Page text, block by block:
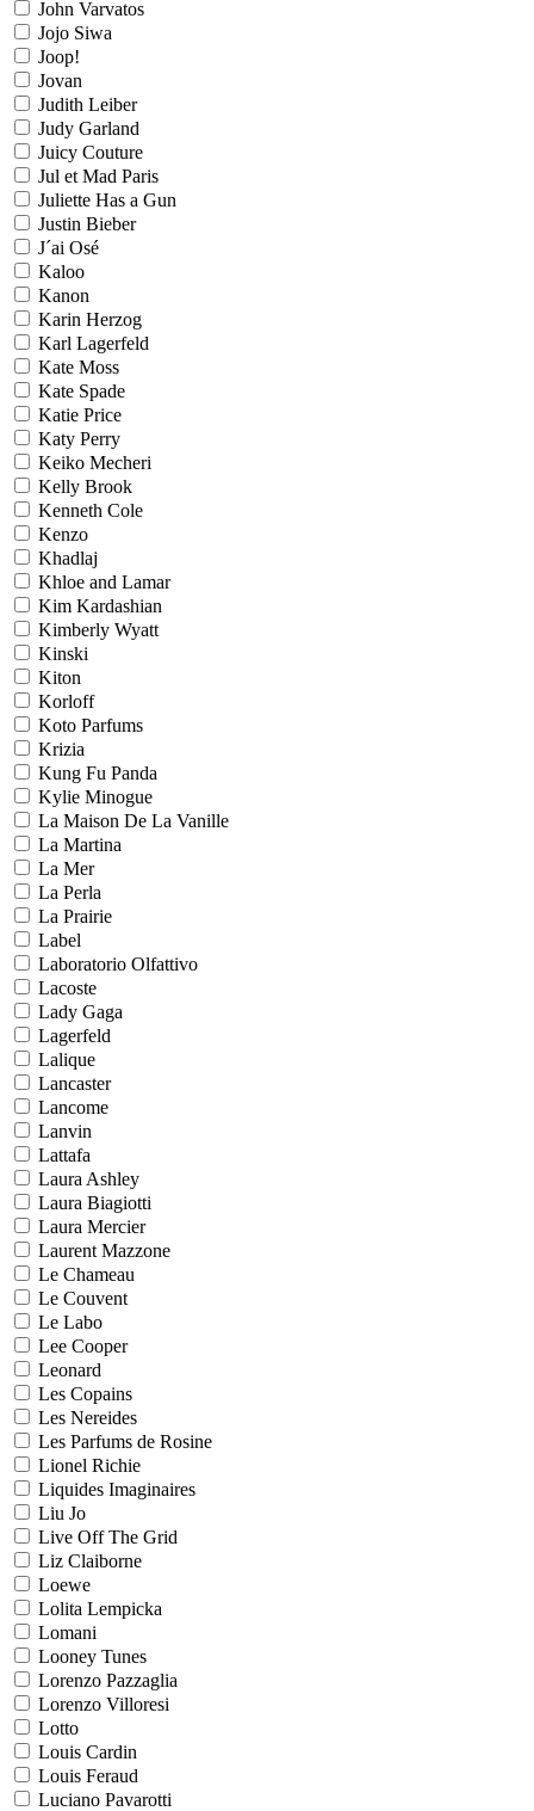
John Varvatos
Jojo Siwa
Joop!
Jovan
Judith Leiber
Judy Garland
Juicy Couture
Jul et Mad Paris
Juliette Has a Gun
Justin Bieber
J´ai Osé
Kaloo
Kanon
Karin Herzog
Karl Lagerfeld
Kate Moss
Kate Spade
Katie Price
Katy Perry
Keiko Mecheri
Kelly Brook
Kenneth Cole
Kenzo
Khadlaj
Khloe and Lamar
Kim Kardashian
Kimberly Wyatt
Kinski
Kiton
Korloff
Koto Parfums
Krizia
Kung Fu Panda
Kylie Minogue
La Maison De La Vanille
La Martina
La Mer
La Perla
La Prairie
Label
Laboratorio Olfattivo
Lacoste
Lady Gaga
Lagerfeld
Lalique
Lancaster
Lancome
Lanvin
Lattafa
Laura Ashley
Laura Biagiotti
Laura Mercier
Laurent Mazzone
Le Chameau
Le Couvent
Le Labo
Lee Cooper
Leonard
Les Copains
Les Nereides
Les Parfums de Rosine
Lionel Richie
Liquides Imaginaires
Liu Jo
Live Off The Grid
Liz Claiborne
Loewe
Lolita Lempicka
Lomani
Looney Tunes
Lorenzo Pazzaglia
Lorenzo Villoresi
Lotto
Louis Cardin
Louis Feraud
Luciano Pavarotti